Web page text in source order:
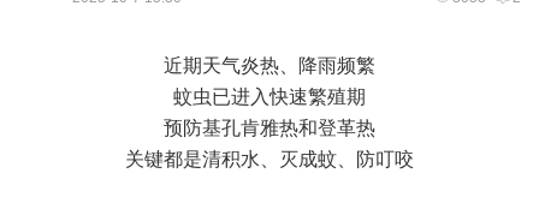
近期天气炎热、降雨频繁
蚊虫已进入快速繁殖期
预防基孔肯雅热和登革热
关键都是清积水、灭成蚊、防叮咬